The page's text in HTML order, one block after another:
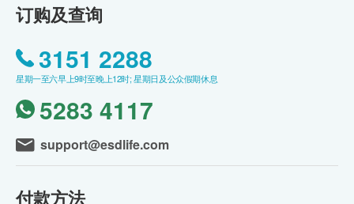
订购及查询
3151 2288
星期一至六早上9时至晚上12时; 星期日及公众假期休息
5283 4117
support@esdlife.com
付款方法